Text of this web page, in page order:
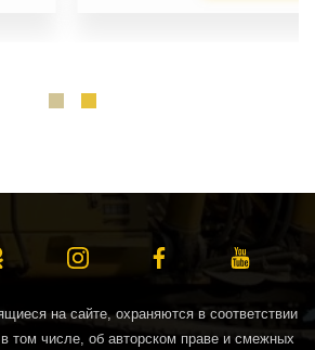
на сайте, охраняются в соответствии
том числе, об авторском праве и смежных